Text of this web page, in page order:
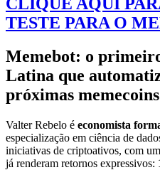
TESTE PARA O
Memebot: o
Latina que
próximas
Valter Rebelo é economista
especialização em ciência de
iniciativas de criptoativos, com
já renderam retornos expressivos: